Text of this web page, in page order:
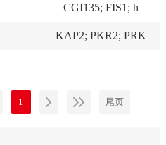
CGI135; FIS1; h
KAP2; PKR2; PRK
1 尾页